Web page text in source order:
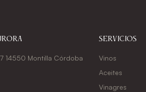
14550 Montilla Córdoba
Servicios
Vinos
Aceites
Vinagres